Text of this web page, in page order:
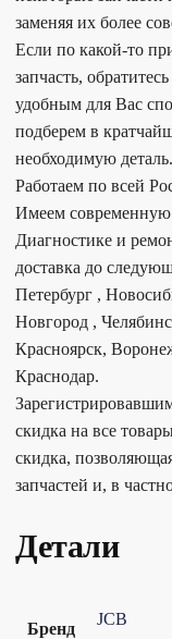
заменяя их более
Если по какой-то
запчасть,
удобным для Вас
подберем в
необходимую деталь.
Работаем по всей
Имеем современную
Диагностике и
доставка до
Петербург ,
Новгород ,
Красноярск,
Краснодар.
скидка на все
скидка,
запчастей и, в
Детали
Бренд
JCB